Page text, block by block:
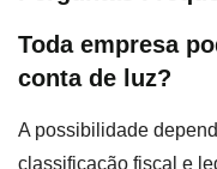
Toda empresa
conta de luz?
A possibilidade
classificação fiscal e